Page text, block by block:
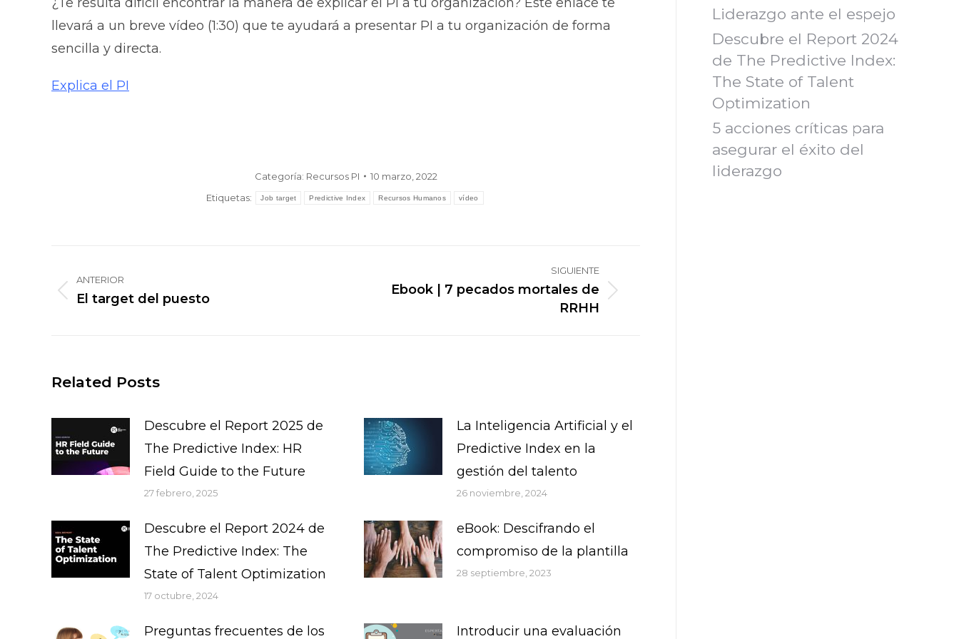
llevará a un breve vídeo (1:30) que te ayudará a presentar PI a tu organización de forma
sencilla y directa.
Explica el PI
Categoría: Recursos PI
10 marzo, 2022
Etiquetas:
Job target Predictive Index Recursos Humanos vídeo
entre
publicaciones
ANTERIOR
Publicación
El target del puesto
SIGUIENTE
Ebook | 7 pecados mortales de
RRHH
Related Posts
Descubre el Report 2025 de
The Predictive Index: HR
Field Guide to the Future
27 febrero, 2025
La Inteligencia Artificial y el
Predictive Index en la
gestión del talento
26 noviembre, 2024
Descubre el Report 2024 de
The Predictive Index: The
State of Talent Optimization
17 octubre, 2024
eBook: Descifrando el
compromiso de la plantilla
28 septiembre, 2023
Preguntas frecuentes de los
Introducir una evaluación
Liderazgo ante el espejo
Descubre el Report 2024
de The Predictive Index:
The State of Talent
Optimization
5 acciones críticas para
asegurar el éxito del
liderazgo